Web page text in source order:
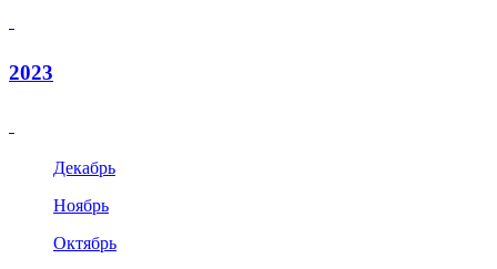
2023
Декабрь
Ноябрь
Октябрь